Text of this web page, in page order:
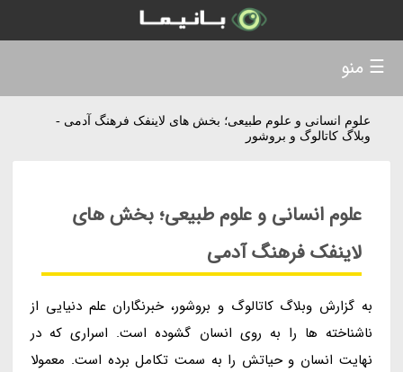
علوم انسانی و علوم طبیعی؛ بخش های لاینفک فرهنگ آدمی -
وبلاگ کاتالوگ و بروشور
علوم انسانی و علوم طبیعی؛ بخش های
لاینفک فرهنگ آدمی
به گزارش وبلاگ کاتالوگ و بروشور، خبرنگاران علم دنیایی از
ناشناخته ها را به روی انسان گشوده است. اسراری که در
نهایت انسان و حیاتش را به سمت تکامل برده است. معمولا
☰ منو